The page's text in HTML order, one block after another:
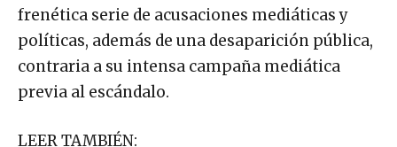
frenética serie de acusaciones mediáticas y
políticas, además de una desaparición pública,
contraria a su intensa campaña mediática
previa al escándalo.
LEER TAMBIÉN: